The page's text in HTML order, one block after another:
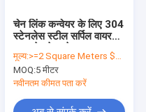
चेन लिंक कन्वेयर के लिए 304
स्टेनलेस स्टील सर्पिल वायर
मूल्य:>=2 Square Meters $43.00
MOQ:5 मीटर
नवीनतम कीमत पता करें